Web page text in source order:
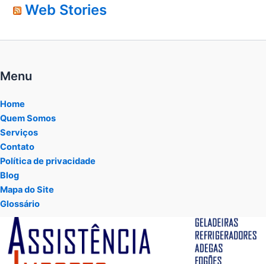
Web Stories
Menu
Home
Quem Somos
Serviços
Contato
Política de privacidade
Blog
Mapa do Site
Glossário
Tocador
vídeo